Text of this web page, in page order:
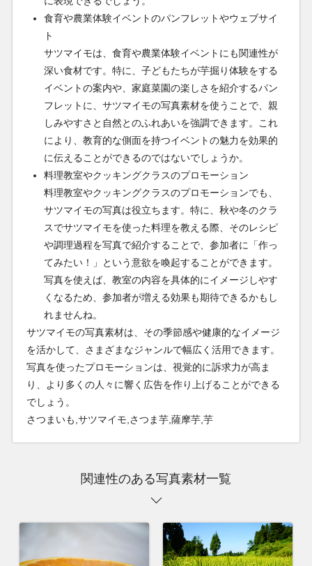
食育や農業体験イベントのパンフレットやウェブサイ
ト
サツマイモは、食育や農業体験イベントにも関連性が
深い食材です。特に、子どもたちが芋掘り体験をする
イベントの案内や、家庭菜園の楽しさを紹介するパン
フレットに、サツマイモの写真素材を使うことで、親
しみやすさと自然とのふれあいを強調できます。これ
により、教育的な側面を持つイベントの魅力を効果的
に伝えることができるのではないでしょうか。
料理教室やクッキングクラスのプロモーション
料理教室やクッキングクラスのプロモーションでも、
サツマイモの写真は役立ちます。特に、秋や冬のクラ
スでサツマイモを使った料理を教える際、そのレシピ
や調理過程を写真で紹介することで、参加者に「作っ
てみたい！」という意欲を喚起することができます。
写真を使えば、教室の内容を具体的にイメージしやす
くなるため、参加者が増える効果も期待できるかもし
れませんね。
サツマイモの写真素材は、その季節感や健康的なイメージ
を活かして、さまざまなジャンルで幅広く活用できます。
写真を使ったプロモーションは、視覚的に訴求力が高ま
り、より多くの人々に響く広告を作り上げることができる
でしょう。
さつまいも,サツマイモ,さつま芋,薩摩芋,芋
関連性のある写真素材一覧